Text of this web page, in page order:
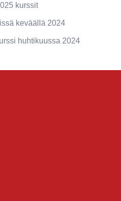
kurssit
keväällä 2024
huhtikuussa 2024